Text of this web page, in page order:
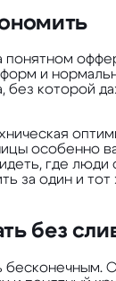
понятном
и
без которой
особенно
где люди
за один и тот
без